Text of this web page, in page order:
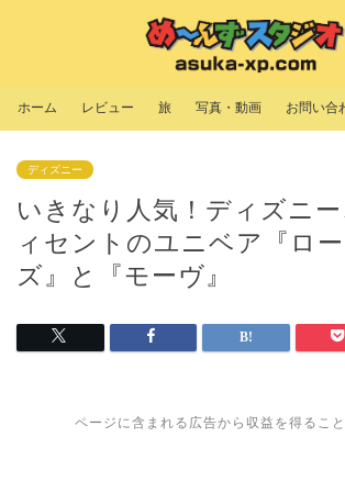
ホーム レビュー 旅 写真・動画 お問い合
ディズニー
いきなり人気！ディズニ
ィセントのユニベア『ロ
ズ』と『モーヴ』
ページに含まれる広告から収益を得るこ